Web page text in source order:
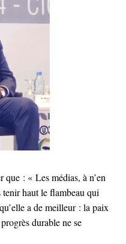
que : « Les médias, à n’en
haut le flambeau qui
a de meilleur : la paix
durable ne se